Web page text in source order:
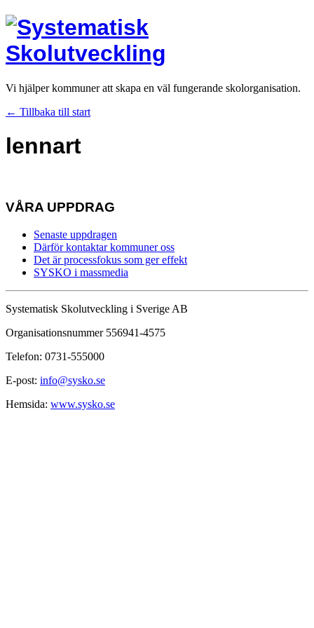
Vi hjälper kommuner att skapa en väl fungerande skolorganisation.
← Tillbaka till start
lennart
VÅRA UPPDRAG
Senaste uppdragen
Därför kontaktar kommuner oss
Det är processfokus som ger effekt
SYSKO i massmedia
Systematisk Skolutveckling i Sverige AB
Organisationsnummer 556941-4575
Telefon: 0731-555000
E-post: info@sysko.se
Hemsida: www.sysko.se